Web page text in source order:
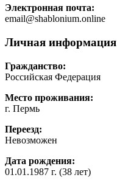
Электронная почта:
email@shablonium.online
Личная информация
Гражданство:
Российская Федерация
Место проживания:
г. Пермь
Переезд:
Невозможен
Дата рождения:
01.01.1987 г. (38 лет)